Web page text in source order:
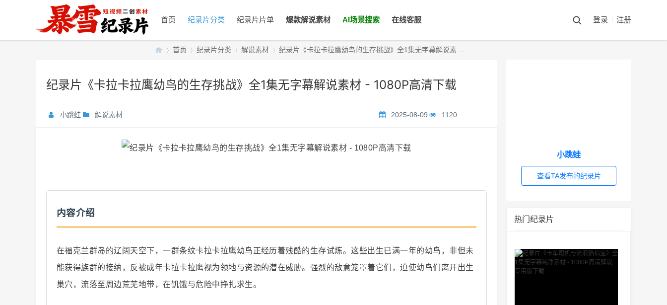
首页 纪录片分类 纪录片片单 爆款解说素材 AI场景搜索 在线客服 登录 注册
暴
雪
»
首页
›
纪录片分类
›
解说素材 纪录片《卡拉卡拉鹰幼鸟的生存挑战》全1集无字幕解说素 ...
纪录片《卡拉卡拉鹰幼鸟的生存挑战》全1集无字幕解说素材 - 1080P高清下载
小跳蛙 解说素材 2025-08-09 1120
内容介绍
在福克兰群岛的辽阔天空下，一群条纹卡拉卡拉鹰幼鸟正经历着残酷的生存试炼。这些出生已满一年的幼鸟，非但未
能获得族群的接纳，反被成年卡拉卡拉鹰视为领地与资源的潜在威胁。强烈的敌意笼罩着它们，迫使幼鸟们离开出生
巢穴，流落至周边荒芜地带，在饥饿与危险中挣扎求生。
小跳蛙
查看TA发布的纪录片
热门纪录片